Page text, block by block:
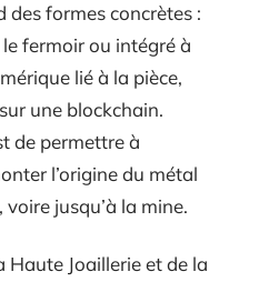
des formes concrètes :
fermoir ou intégré à
lié à la pièce,
une blockchain.
de permettre à
l’origine du métal
voire jusqu’à la mine.
Haute Joaillerie et de la